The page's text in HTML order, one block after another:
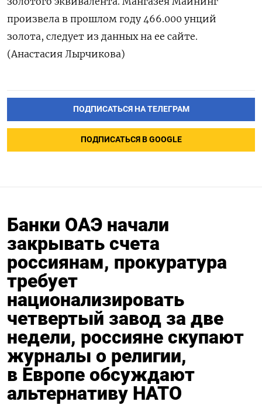
произвела в прошлом году 466.000 унций
золота, следует из данных на ее сайте.
(Анастасия Лырчикова)
ПОДПИСАТЬСЯ НА ТЕЛЕГРАМ
ПОДПИСАТЬСЯ В GOOGLE
Банки ОАЭ начали
закрывать счета
россиянам, прокуратура
требует
национализировать
четвертый завод за две
недели, россияне скупают
журналы о религии,
в Европе обсуждают
альтернативу НАТО